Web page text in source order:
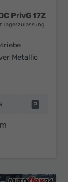
PrivG 17Z
Tageszulassung
Metallic